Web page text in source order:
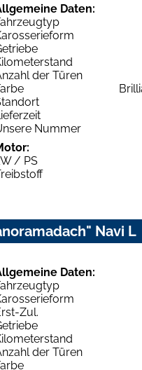
Daten:
der Türen
Nummer
/ PS
Navi L
Daten:
Zul.
der Türen